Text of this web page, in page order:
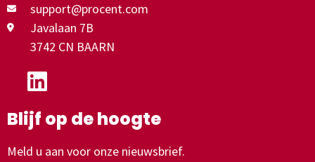
support@procent.com
Javalaan 7B
3742 CN BAARN
Blijf op de hoogte
Meld u aan voor onze nieuwsbrief.